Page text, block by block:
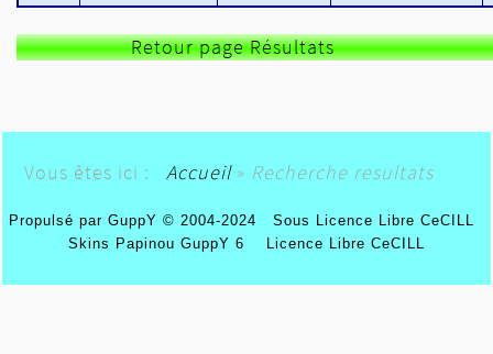
Retour page Résultats
Vous êtes ici : Accueil » Recherche resultats
Propulsé par GuppY © 2004-2024
Sous Licence Libre CeCILL
Skins Papinou GuppY 6
Licence Libre CeCILL